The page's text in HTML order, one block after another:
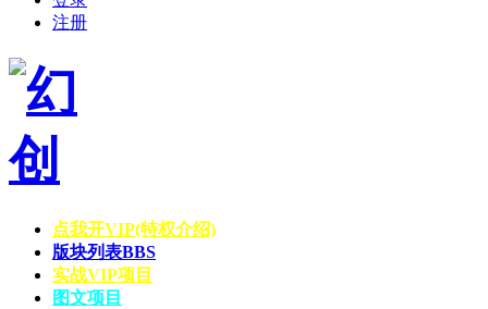
注册
点我开VIP(特权介绍)
版块列表BBS
实战VIP项目
图文项目